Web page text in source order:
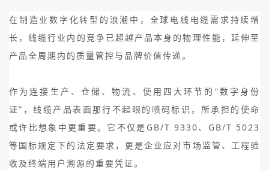
在制造业数字化转型的浪潮中，全球电线电缆需求持续增
长，线缆行业内的竞争已超越产品本身的物理性能，延伸至
产品全周期内的质量管控与品牌价值传递。
作为连接生产、仓储、物流、使用四大环节的“数字身份
证”，线缆产品表面那行不起眼的喷码标识，所承担的使命
或许比想象中更重要。它不仅是GB/T 9330、GB/T 5023
等国标规定下的法定要求，更是企业应对市场监管、工程验
收及终端用户溯源的重要凭证。